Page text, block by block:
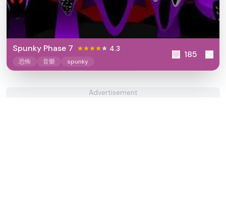
Spunky Phase 7 4.3
恐怖 音樂 spunky
185
Advertisement